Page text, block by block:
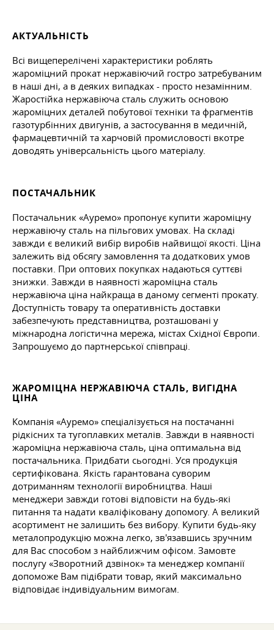
АКТУАЛЬНІСТЬ
Всі вищеперелічені характеристики роблять
жароміцний прокат нержавіючий гостро затребуваним
в наші дні, а в деяких випадках - просто незамінним.
Жаростійка нержавіюча сталь служить основою
жароміцних деталей побутової техніки та фрагментів
газотурбінних двигунів, а застосування в медичній,
фармацевтичній та харчовій промисловості вкотре
доводять універсальність цього матеріалу.
ПОСТАЧАЛЬНИК
Постачальник «Ауремо» пропонує купити жароміцну
нержавіючу сталь на пільгових умовах. На складі
завжди є великий вибір виробів найвищої якості. Ціна
залежить від обсягу замовлення та додаткових умов
поставки. При оптових покупках надаються суттєві
знижки. Завжди в наявності жароміцна сталь
нержавіюча ціна найкраща в даному сегменті прокату.
Доступність товару та оперативність доставки
забезпечують представництва, розташовані у
міжнародна логістична мережа, містах Східної Європи.
Запрошуємо до партнерської співпраці.
ЖАРОМІЦНА НЕРЖАВІЮЧА СТАЛЬ, ВИГІДНА
ЦІНА
Компанія «Ауремо» спеціалізується на постачанні
рідкісних та тугоплавких металів. Завжди в наявності
жароміцна нержавіюча сталь, ціна оптимальна від
постачальника. Придбати сьогодні. Уся продукція
сертифікована. Якість гарантована суворим
дотриманням технології виробництва. Наші
менеджери завжди готові відповісти на будь-які
питання та надати кваліфіковану допомогу. А великий
асортимент не залишить без вибору. Купити будь-яку
металопродукцію можна легко, зв'язавшись зручним
для Вас способом з найближчим офісом. Замовте
послугу «Зворотний дзвінок» та менеджер компанії
допоможе Вам підібрати товар, який максимально
відповідає індивідуальним вимогам.